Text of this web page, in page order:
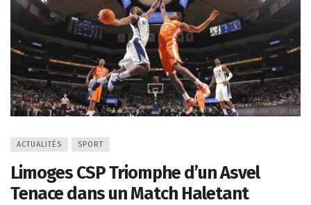
ACTUALITÉS SPORT
Limoges CSP Triomphe d’un Asvel
Tenace dans un Match Haletant